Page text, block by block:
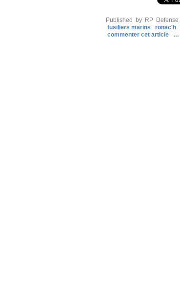
Published by RP Defense
fusiliers marins
ronac'h
commenter cet article
…